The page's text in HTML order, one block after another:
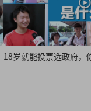
18岁就能投票选政府，